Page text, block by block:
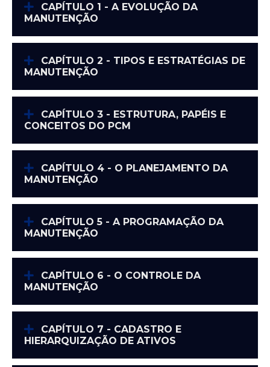
CAPÍTULO 1 - A EVOLUÇÃO DA
MANUTENÇÃO
CAPÍTULO 2 - TIPOS E ESTRATÉGIAS DE
MANUTENÇÃO
CAPÍTULO 3 - ESTRUTURA, PAPÉIS E
CONCEITOS DO PCM
CAPÍTULO 4 - O PLANEJAMENTO DA
MANUTENÇÃO
CAPÍTULO 5 - A PROGRAMAÇÃO DA
MANUTENÇÃO
CAPÍTULO 6 - O CONTROLE DA
MANUTENÇÃO
CAPÍTULO 7 - CADASTRO E
HIERARQUIZAÇÃO DE ATIVOS